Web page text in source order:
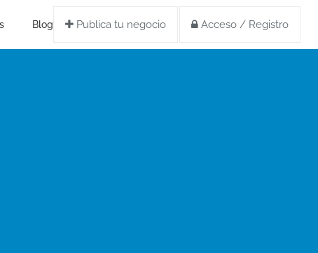
Publica tu negocio Acceso / Registro
Blog